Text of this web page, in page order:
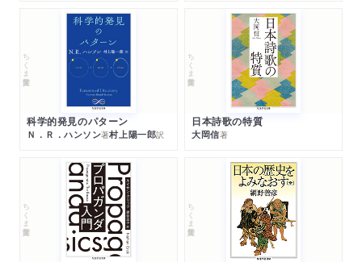
ちくま学芸文庫
科学的発見のパターン
Ｎ．Ｒ．ハンソン著村上陽一郎訳
ちくま学芸文庫
日本詩歌の特質
大岡信著
ちくま学芸文庫 ちくま学芸文庫